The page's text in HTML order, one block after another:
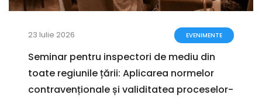
23 Iulie 2026 EVENIMENTE
Seminar pentru inspectori de mediu din
toate regiunile țării: Aplicarea normelor
contravenționale și validitatea proceselor-